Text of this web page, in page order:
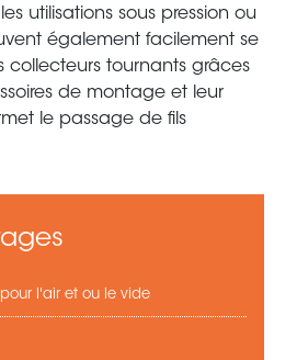
utilisations sous pression ou
également facilement se
collecteurs tournants grâces
de montage et leur
le passage de fils
l'air et ou le vide